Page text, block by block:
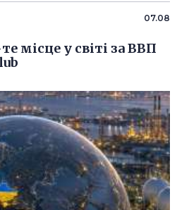
07.08
місце у світі за ВВП